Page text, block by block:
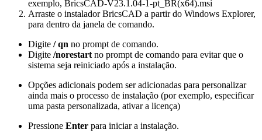
exemplo, BricsCAD-V23.1.04-1-pt_BR(x64).msi
Arraste o instalador BricsCAD a partir do Windows Explorer,
para dentro da janela de comando.
Digite / qn no prompt de comando.
Digite /norestart no prompt de comando para evitar que o
sistema seja reiniciado após a instalação.
Opções adicionais podem ser adicionadas para personalizar
ainda mais o processo de instalação (por exemplo, especificar
uma pasta personalizada, ativar a licença)
Pressione Enter para iniciar a instalação.